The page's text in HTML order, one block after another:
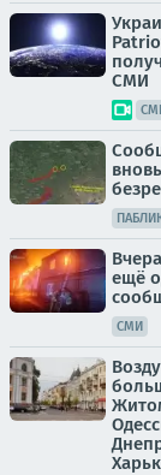
СМИ
ещё
СМИ